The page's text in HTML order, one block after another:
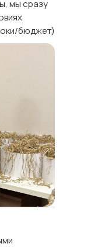
мы сразу
бюджет)